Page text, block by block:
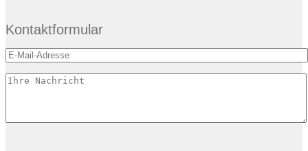
Kontaktformular